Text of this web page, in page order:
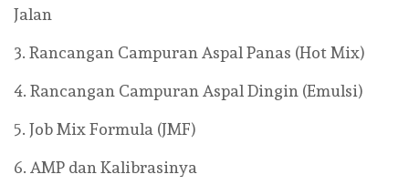
Jalan
3. Rancangan Campuran Aspal Panas (Hot Mix)
4. Rancangan Campuran Aspal Dingin (Emulsi)
5. Job Mix Formula (JMF)
6. AMP dan Kalibrasinya